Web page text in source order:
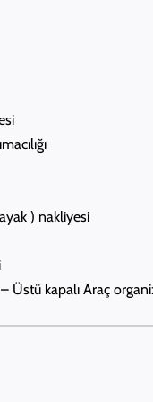
) nakliyesi
Üstü kapalı Araç